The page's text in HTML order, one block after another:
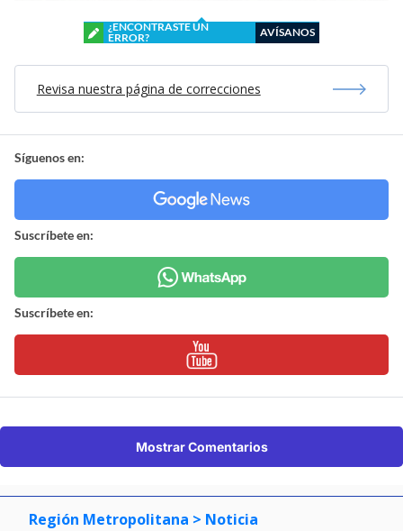
¿ENCONTRASTE UN
ERROR?
AVÍSANOS
Revisa nuestra página de correcciones
Síguenos en:
Suscríbete en:
Suscríbete en:
Mostrar Comentarios
Región Metropolitana > Noticia